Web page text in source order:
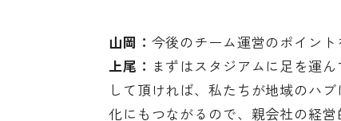
山岡： 今後のチーム運営のポイント
上尾： まずはスタジアムに足を運
して頂ければ、私たちが地域のハ
化にもつながるので、親会社の経